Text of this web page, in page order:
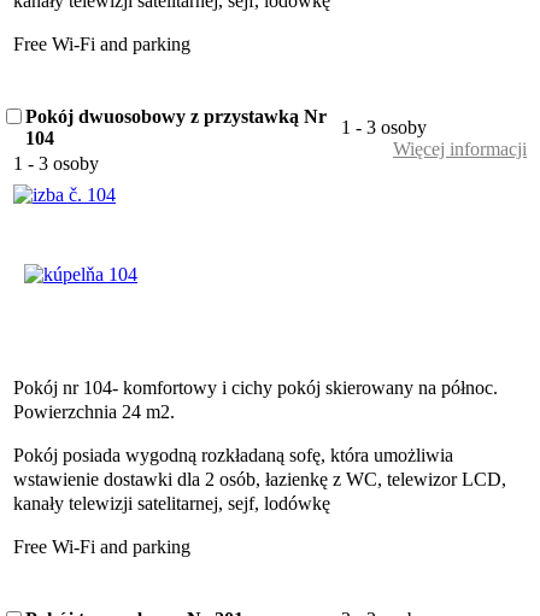
Free Wi-Fi and parking
Pokój dwuosobowy z przystawką Nr
104
1 - 3 osoby
1 - 3 osoby
Więcej informacji
Pokój nr 104- komfortowy i cichy pokój skierowany na północ.
Powierzchnia 24 m2.
Pokój posiada wygodną rozkładaną sofę, która umożliwia
wstawienie dostawki dla 2 osób, łazienkę z WC, telewizor LCD,
kanały telewizji satelitarnej, sejf, lodówkę
Free Wi-Fi and parking